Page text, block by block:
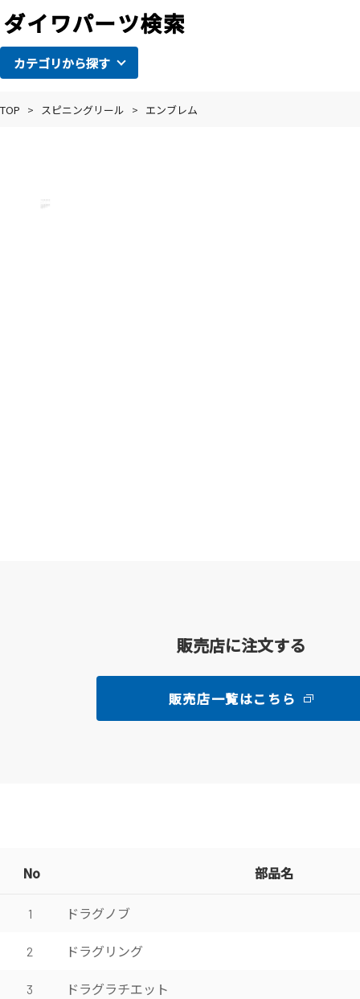
カテゴリから探す
TOP > スピニングリール > エンブレム
販売店に注文する
販売店一覧はこちら
No 部品名
1 ドラグノブ
2 ドラグリング
3 ドラグラチエット